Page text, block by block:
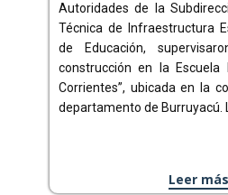
Autoridades de la
Técnica de Infraestructura
de Educación,
construcción en la Escuela
Corrientes”, ubicada en la
departamento de Burruyacú.
Leer